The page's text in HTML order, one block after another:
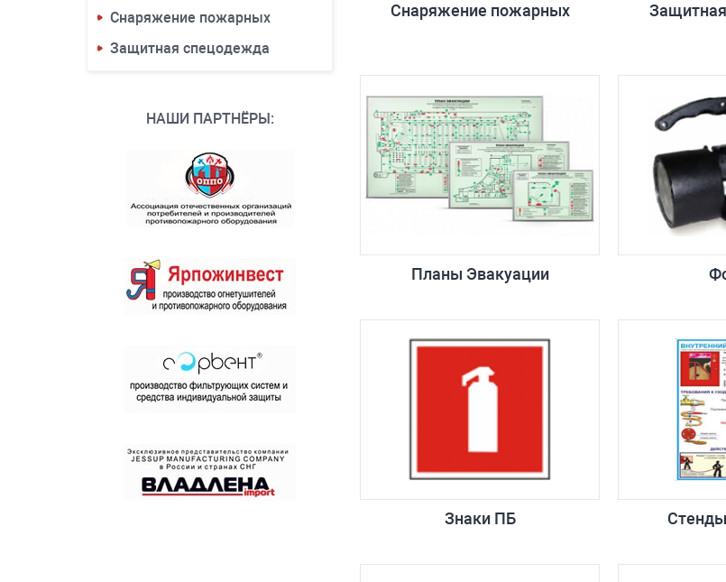
Снаряжение пожарных
Защитная спецодежда
НАШИ ПАРТНЁРЫ:
Снаряжение пожарных
Планы Эвакуации
Знаки ПБ